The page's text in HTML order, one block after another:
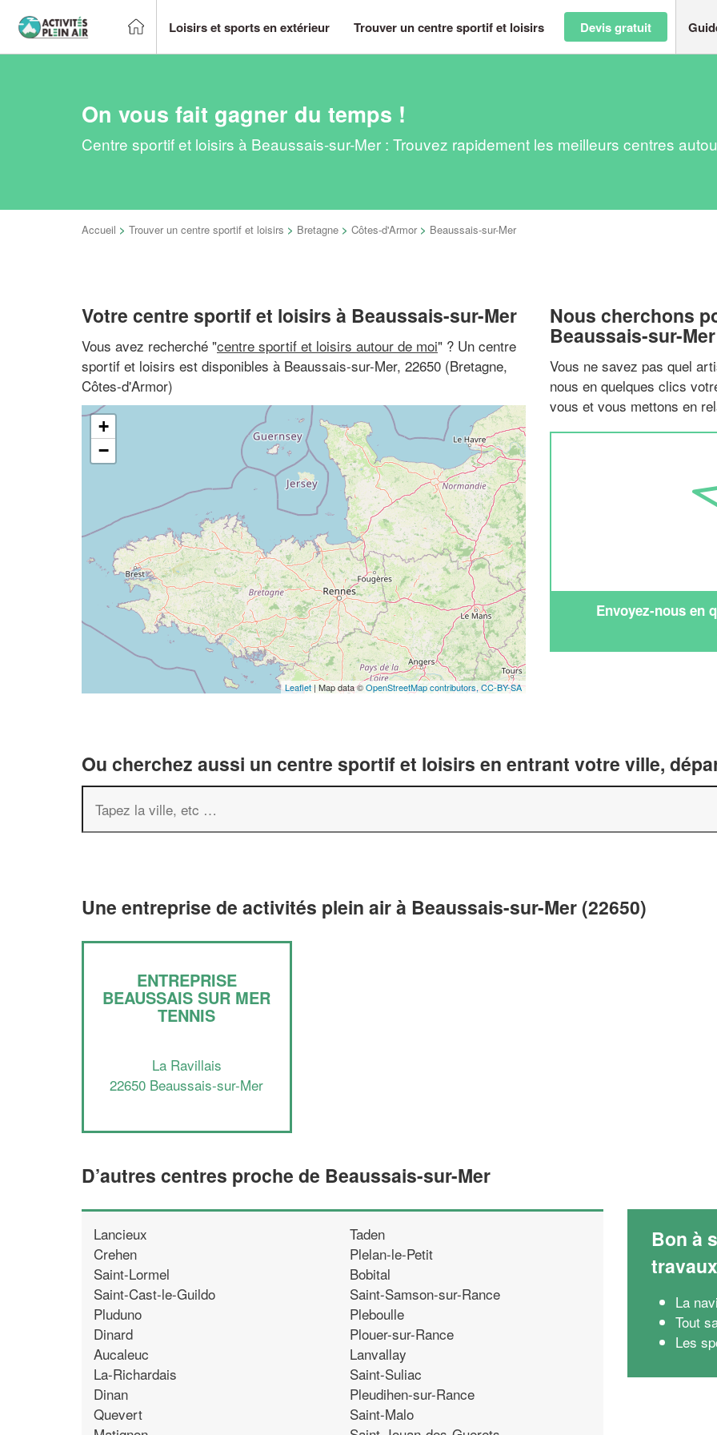
Loisirs et sports en extérieur Trouver un centre sportif et loisirs Devis gratuit
On vous fait gagner du temps !
Centre sportif et loisirs à Beaussais-sur-Mer : Trouvez rapidement les meilleurs centres
Accueil > Trouver un centre sportif et loisirs > Bretagne > Côtes-d'Armor > Beaussais-sur-Mer
Votre centre sportif et loisirs à Beaussais-sur-Mer
Vous avez recherché "centre sportif et loisirs autour de moi" ? Un centre
sportif et loisirs est disponibles à Beaussais-sur-Mer, 22650 (Bretagne,
Côtes-d'Armor)
+
−
Leaflet | Map data ©OpenStreetMap contributors,CC-BY-SA
Nous cherchons
Beaussais-sur-Mer
Vous ne savez pas quel
nous en quelques clics
vous et vous mettons en
Envoyez-nous en
Ou cherchez aussi un centre sportif et loisirs en entrant votre ville,
Une entreprise de activités plein air à Beaussais-sur-Mer (22650)
ENTREPRISE
BEAUSSAIS SUR MER
TENNIS
La Ravillais
22650 Beaussais-sur-Mer
D’autres centres proche de Beaussais-sur-Mer
Lancieux
Crehen
Saint-Lormel
Saint-Cast-le-Guildo
Pluduno
Dinard
Aucaleuc
La-Richardais
Dinan
Quevert
Taden
Plelan-le-Petit
Bobital
Saint-Samson-sur-Rance
Pleboulle
Plouer-sur-Rance
Lanvallay
Saint-Suliac
Pleudihen-sur-Rance
Saint-Malo
Bon à
travaux
La
Tout
Les